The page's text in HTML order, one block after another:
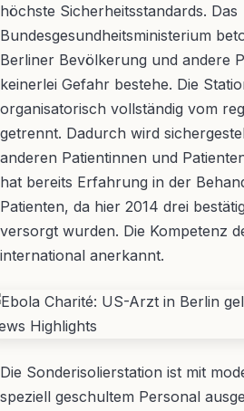
höchste Sicherheitsstandards. Das
Bundesgesundheitsministerium
Berliner Bevölkerung und andere
keinerlei Gefahr bestehe. Die
organisatorisch vollständig vom
getrennt. Dadurch wird
anderen Patientinnen und
hat bereits Erfahrung in der
Patienten, da hier 2014 drei
versorgt wurden. Die Kompetenz
international anerkannt.
Die Sonderisolierstation ist mit
speziell geschultem Personal